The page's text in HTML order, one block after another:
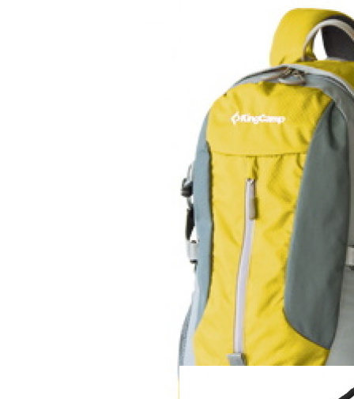
KingCamp
4 170 руб
KingCamp Peach